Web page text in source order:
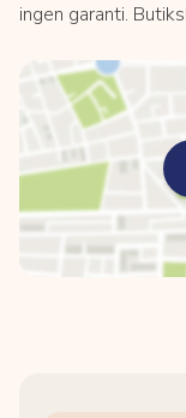
ingen garanti.